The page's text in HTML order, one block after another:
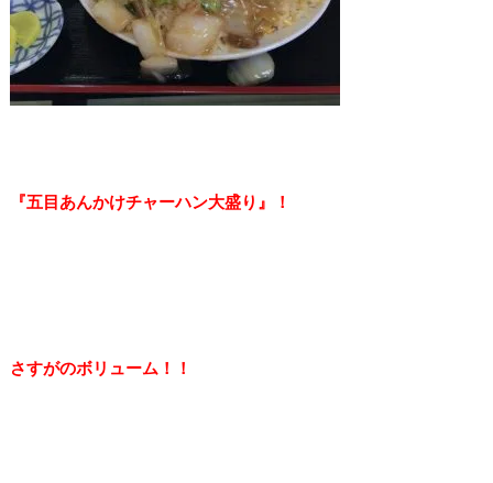
『五目あんかけチャーハン大盛り』！
さすがのボリューム！！